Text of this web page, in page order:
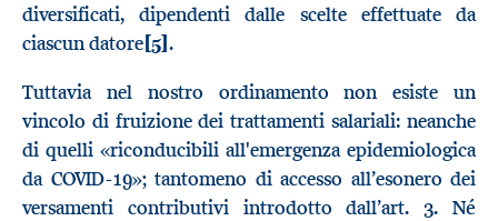
diversificati, dipendenti dalle scelte effettuate da
ciascun datore[5].
Tuttavia nel nostro ordinamento non esiste un
vincolo di fruizione dei trattamenti salariali: neanche
di quelli «riconducibili all'emergenza epidemiologica
da COVID-19»; tantomeno di accesso all’esonero dei
versamenti contributivi introdotto dall’art. 3. Né